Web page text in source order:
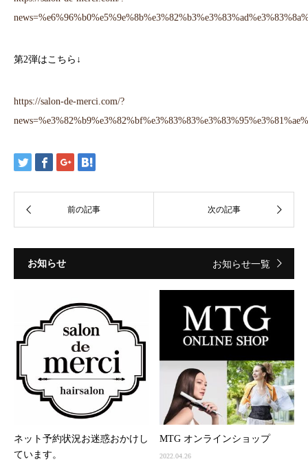
第2弾はこちら↓
https://salon-de-merci.com/?
お知らせ お知らせ一覧
ネット予約状況お迷惑おかけし
ています。
MTG オンラインショップ
2022.04.26